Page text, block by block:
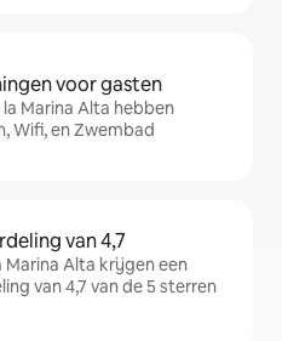
voor gasten
Marina Alta hebben
Wifi, en Zwembad
van 4,7
Alta krijgen een
van 4,7 van de 5 sterren